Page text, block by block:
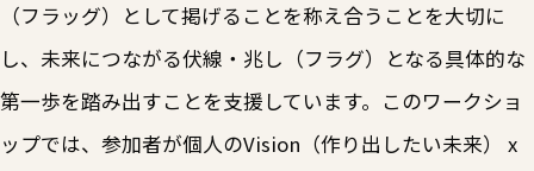
（フラッグ）として掲げることを称え合うことを大切に
し、未来につながる伏線・兆し（フラグ）となる具体的な
第一歩を踏み出すことを支援しています。このワークショ
ップでは、参加者が個人のVision（作り出したい未来） x